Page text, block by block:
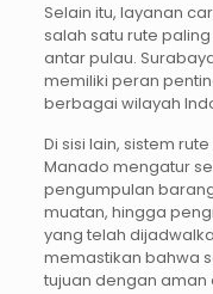
Selain itu, layanan
salah satu rute
antar pulau.
memiliki peran
berbagai wilayah
Di sisi lain, sistem
Manado mengatur
pengumpulan
muatan, hingga
yang telah
memastikan bahwa
tujuan dengan aman